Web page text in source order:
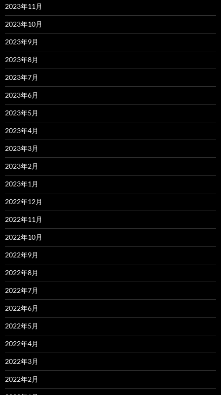
2023年11月
2023年10月
2023年9月
2023年8月
2023年7月
2023年6月
2023年5月
2023年4月
2023年3月
2023年2月
2023年1月
2022年12月
2022年11月
2022年10月
2022年9月
2022年8月
2022年7月
2022年6月
2022年5月
2022年4月
2022年3月
2022年2月